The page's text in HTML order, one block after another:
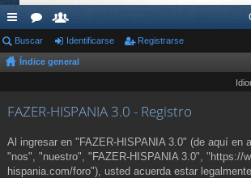
nl
ac
rá
pi
do
or
os
su
ari
Buscar Identificarse Registrarse
Índice general
FAZER-HISPANIA 3.0 - Registro
Al ingresar en "FAZER-HISPANIA 3.0" (de aquí en
"nos", "nuestro", "FAZER-HISPANIA 3.0", "https://
hispania.com/foro"), usted acuerda estar